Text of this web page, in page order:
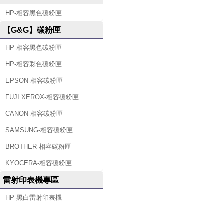
HP-相容黑色碳粉匣
【G&G】碳粉匣
HP-相容黑色碳粉匣
HP-相容彩色碳粉匣
EPSON-相容碳粉匣
FUJI XEROX-相容碳粉匣
CANON-相容碳粉匣
SAMSUNG-相容碳粉匣
BROTHER-相容碳粉匣
KYOCERA-相容碳粉匣
雷射印表機專區
HP 黑白雷射印表機